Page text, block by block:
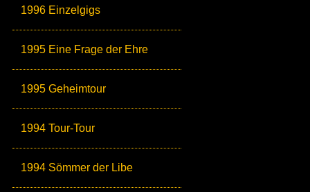
1996 Einzelgigs
1995 Eine Frage der Ehre
1995 Geheimtour
1994 Tour-Tour
1994 Sömmer der Libe